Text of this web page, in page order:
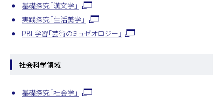
基礎探究「漢文学」
実践探究「生活美学」
PBL学習「芸術のミュゼオロジー」
社会科学領域
基礎探究「社会学」